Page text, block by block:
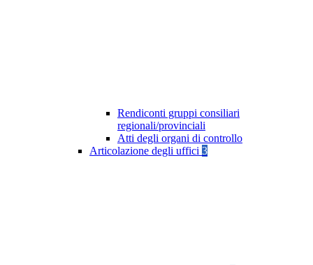
Rendiconti gruppi consiliari
regionali/provinciali
Atti degli organi di controllo
Articolazione degli uffici 3